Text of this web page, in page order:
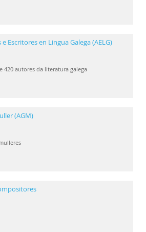
Escritores en Lingua Galega (AELG)
420 autores da literatura galega
(AGM)